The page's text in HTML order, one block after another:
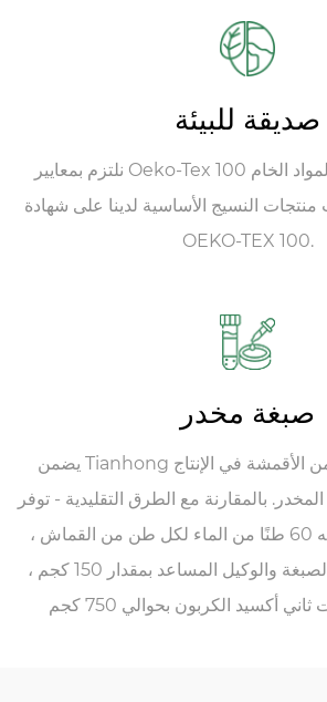
صديقة للبيئة
نلتزم بمعايير Oeko-Tex 100 في عمليات شراء المواد الخام
منتجات النسيج الأساسية لدينا على شهادة
OEKO-TEX 100.
صبغة مخدر
يضمن Tianhong أن أكثر من 40 ٪ من الأقمشة في الإنتاج
بالمقارنة مع الطرق التقليدية - توفر
هذه العملية ما معدله 60 طنًا من الماء لكل طن من القماش ،
ويقلل من استخدام الصبغة والوكيل المساعد بمقدار 150 كجم ،